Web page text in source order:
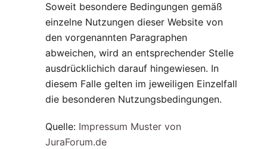
Soweit besondere Bedingungen gemäß
einzelne Nutzungen dieser Website von
den vorgenannten Paragraphen
abweichen, wird an entsprechender Stelle
ausdrücklichich darauf hingewiesen. In
diesem Falle gelten im jeweiligen Einzelfall
die besonderen Nutzungsbedingungen.
Quelle: Impressum Muster von
JuraForum.de